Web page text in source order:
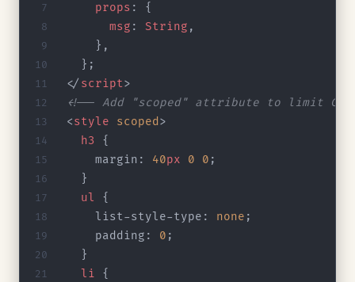
    props
: {
      msg
: String ,
    },
  };
</ script>
<!-- Add "scoped" attribute to limit
<style scoped >
  h3
{
    margin:
40px 0 0 ;
  }
  ul
{
    list-style-type:
none ;
    padding:
0 ;
  }
  li
{